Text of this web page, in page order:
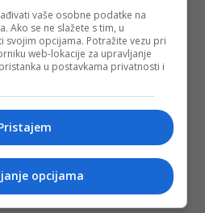
vaše osobne podatke na
Ako se ne slažete s tim, u
svojim opcijama. Potražite vezu pri
web-lokacije za upravljanje
u postavkama privatnosti i
opcijama